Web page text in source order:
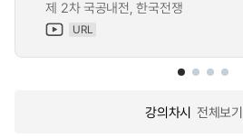
제 2차 국공내전, 한국전쟁
URL
강의차시 전체보기